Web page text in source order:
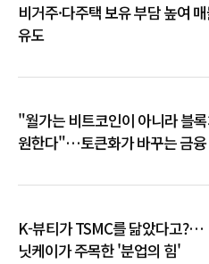
비거주·다주택 보유 부담 높여
유도
"월가는 비트코인이 아니라 블
원한다"…토큰화가 바꾸는 금융
K-뷰티가 TSMC를 닮았다고?…
닛케이가 주목한 '분업의 힘'